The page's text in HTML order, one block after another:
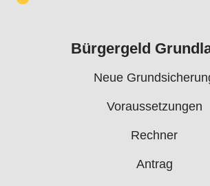
Bürgergeld
Neue
Voraussetzungen
Rechner
Antrag